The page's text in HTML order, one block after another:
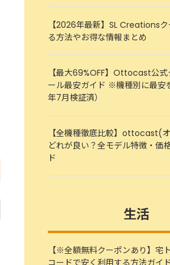
【2026年最新】SL Creations
る方法やお得な情報まとめ
【最大69%OFF】Ottocast公式
ール最安ガイド ※機種別に最安
年7月検証済）
【全機種徹底比較】ottocast(
どれが良い？全モデル特徴・価
ド
生活
【※全額無料クーポンあり】宅